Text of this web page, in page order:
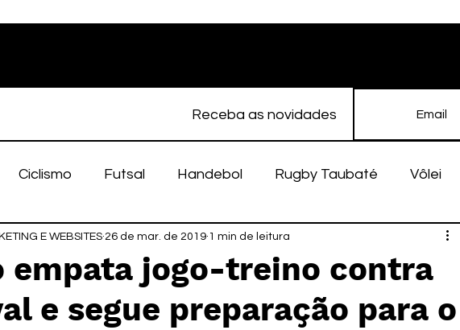
Receba as novidades
Ciclismo Futsal Handebol Rugby Taubaté Vôlei
Feminino Atletismo EC Taubaté História
Taubaté Fut7 Rugby Fut7 futebol amador
empata jogo-treino contra
e segue preparação para o
E WEBSITES 26 de mar. de 2019 1 min de leitura